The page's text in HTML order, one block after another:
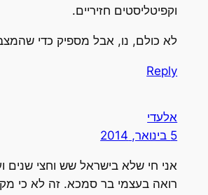
וקפיטליסטים חזיריים.
לא כולם, נו, אבל מספיק כדי שהמצב
Reply
אלעדי
אני חי שלא בישראל שש וחצי שנים
רואה בעצמי בר סמכא. זה לא כי